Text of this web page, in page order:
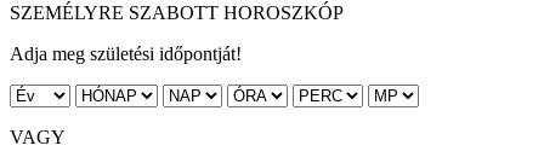
SZEMÉLYRE SZABOTT HOROSZKÓP
Adja meg születési időpontját!
VAGY